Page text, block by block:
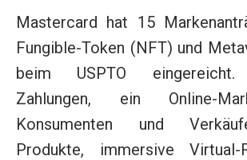
Mastercard hat 15
Fungible-Token (NFT) und
beim USPTO eingereicht.
Zahlungen, ein Online-
Konsumenten und
Produkte, immersive Virtual-